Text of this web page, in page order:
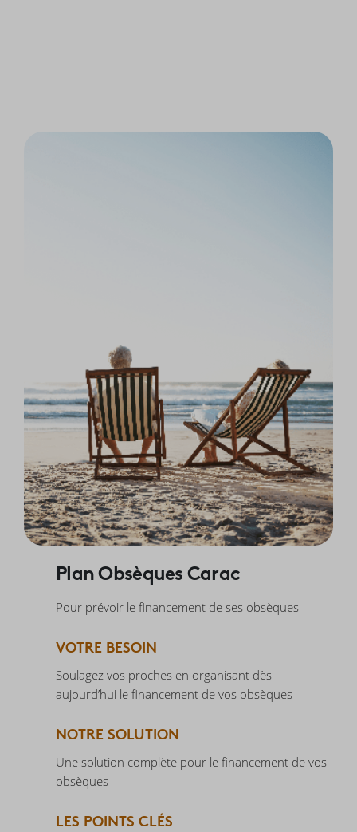
Plan Obsèques Carac
Pour prévoir le financement de ses obsèques
VOTRE BESOIN
Soulagez vos proches en organisant dès
aujourd’hui le financement de vos obsèques
NOTRE SOLUTION
Une solution complète pour le financement de vos
obsèques
LES POINTS CLÉS